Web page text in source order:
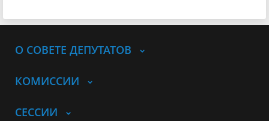
О СОВЕТЕ ДЕПУТАТОВ
КОМИССИИ
СЕССИИ